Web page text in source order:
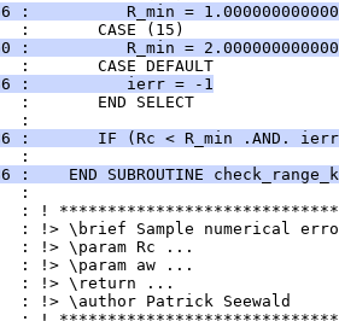
:          R_min =
:       CASE (15)
:          R_min =
:       CASE DEFAULT
:          ierr = -1
:       END SELECT
:
:       IF (Rc < R_min .AND.
:
:    END SUBROUTINE
:
: !
: !> \brief Sample numerical
: !> \param Rc ...
: !> \param aw ...
: !> \return ...
: !> \author Patrick Seewald